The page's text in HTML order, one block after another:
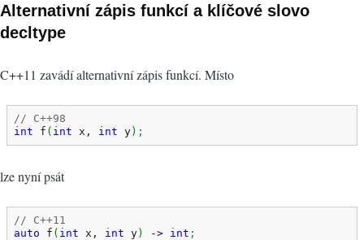
Alternativní zápis funkcí a klíčové slovo
decltype
C++11 zavádí alternativní zápis funkcí. Místo
// C++98
int f ( int x, int y) ;
lze nyní psát
// C++11
auto f ( int x, int y) -> int ;